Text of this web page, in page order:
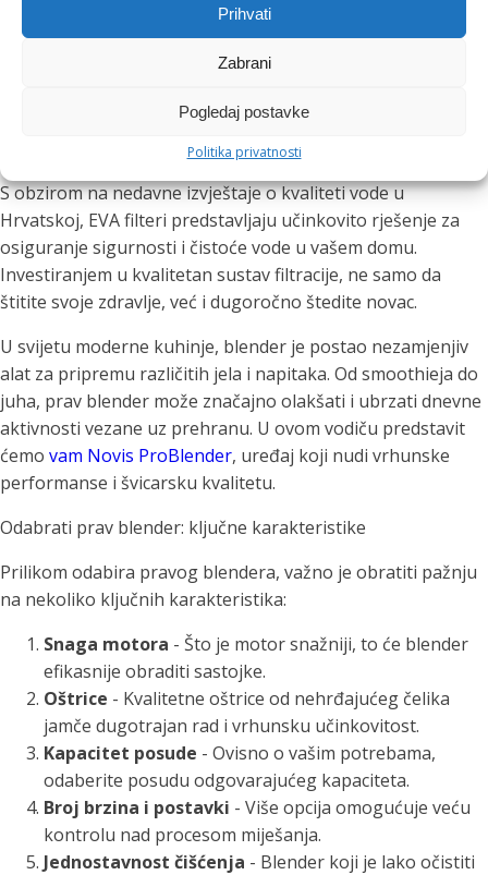
Prihvati
Zabrani
Pogledaj postavke
Politika privatnosti
Jednostavnost korištenja:Lako se instaliraju i
održavaju, što ih čini prikladnima za svakodnevnu
S obzirom na nedavne izvještaje o kvaliteti vode u
Hrvatskoj, EVA filteri predstavljaju učinkovito rješenje za
osiguranje sigurnosti i čistoće vode u vašem domu.
Investiranjem u kvalitetan sustav filtracije, ne samo da
štitite svoje zdravlje, već i dugoročno štedite novac.
U svijetu moderne kuhinje, blender je postao nezamjenjiv
alat za pripremu različitih jela i napitaka. Od smoothieja do
juha, prav blender može značajno olakšati i ubrzati dnevne
aktivnosti vezane uz prehranu. U ovom vodiču predstavit
ćemo vam Novis ProBlender, uređaj koji nudi vrhunske
performanse i švicarsku kvalitetu.
Odabrati prav blender: ključne karakteristike
Prilikom odabira pravog blendera, važno je obratiti pažnju
na nekoliko ključnih karakteristika:
Snaga motora - Što je motor snažniji, to će blender
efikasnije obraditi sastojke.
Oštrice - Kvalitetne oštrice od nehrđajućeg čelika
jamče dugotrajan rad i vrhunsku učinkovitost.
Kapacitet posude - Ovisno o vašim potrebama,
odaberite posudu odgovarajućeg kapaciteta.
Broj brzina i postavki - Više opcija omogućuje veću
kontrolu nad procesom miješanja.
Jednostavnost čišćenja - Blender koji je lako očistiti